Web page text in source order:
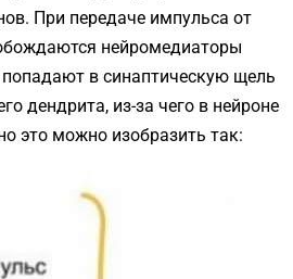
При передаче импульса от
нейромедиаторы
в синаптическую щель
дендрита, из-за чего в нейроне
это можно изобразить так: